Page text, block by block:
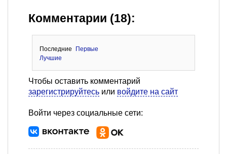
Комментарии (18):
Последние
Первые
Лучшие
Чтобы оставить комментарий
зарегистрируйтесь или войдите на сайт
Войти через социальные сети: